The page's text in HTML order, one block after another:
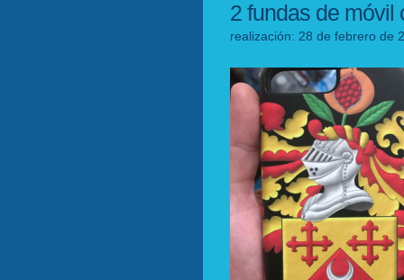
2 fundas de móvil
realización: 28 de febrero de